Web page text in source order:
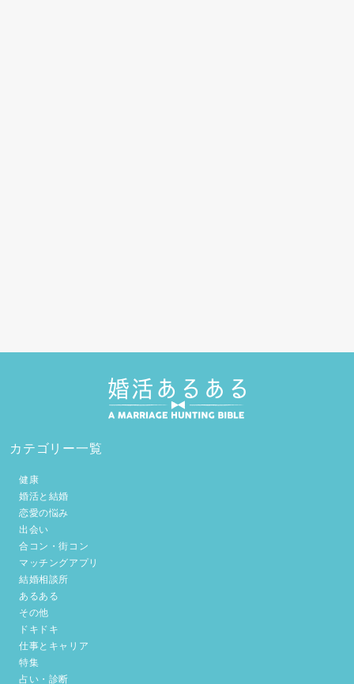
カテゴリー一覧
健康
婚活と結婚
恋愛の悩み
出会い
合コン・街コン
マッチングアプリ
結婚相談所
あるある
その他
ドキドキ
仕事とキャリア
特集
占い・診断